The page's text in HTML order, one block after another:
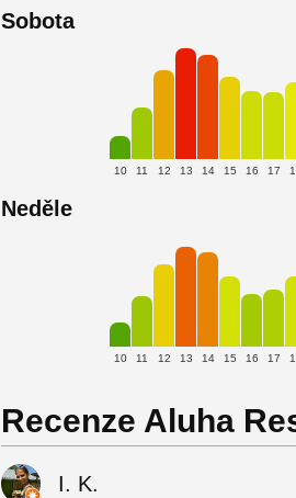
Sobota
10 11 12 13 14 15 16 17
Neděle
10 11 12 13 14 15 16 17
Recenze Aluha
I. K.